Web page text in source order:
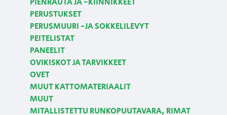
PERUSTUKSET
PERUSMUURI -JA SOKKELILEVYT
PEITELISTAT
PANEELIT
OVIKISKOT JA TARVIKKEET
OVET
MUUT KATTOMATERIAALIT
MUUT
MITALLISTETTU RUNKOPUUTAVARA, RIMAT